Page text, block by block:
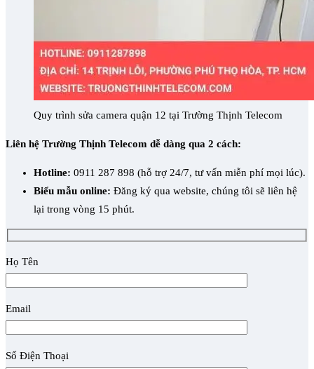
Quy trình sửa camera quận 12 tại Trường Thịnh Telecom
Liên hệ Trường Thịnh Telecom dễ dàng qua 2 cách:
Hotline: 0911 287 898 (hỗ trợ 24/7, tư vấn miễn phí mọi lúc).
Biểu mẫu online: Đăng ký qua website, chúng tôi sẽ liên hệ
lại trong vòng 15 phút.
Họ Tên
Email
Số Điện Thoại